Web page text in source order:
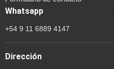
Whatsapp
+54 9 11 6889 4147
Dirección